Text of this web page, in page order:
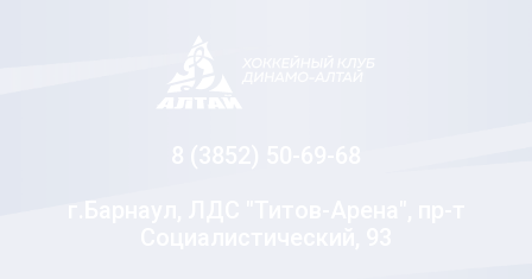
г.Барнаул, ЛДС "Титов-Арена", пр-т